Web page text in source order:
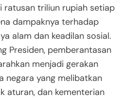
ratusan triliun rupiah setiap
dampaknya terhadap
alam dan keadilan sosial.
Presiden, pemberantasan
menjadi gerakan
negara yang melibatkan
aturan, dan kementerian